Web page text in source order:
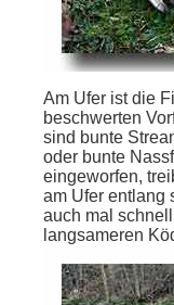
Am Ufer ist die
beschwerten
sind bunte
oder bunte
eingeworfen,
am Ufer entlang
auch mal
langsameren